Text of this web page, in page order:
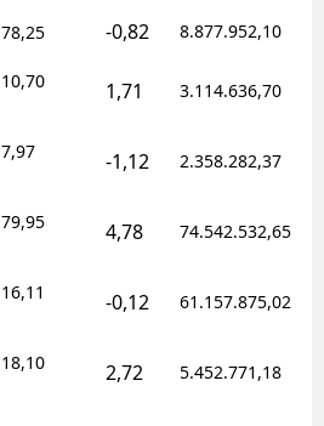
78,25 -0,82 8.877.952,10
10,70 1,71 3.114.636,70
7,97 -1,12 2.358.282,37
79,95 4,78 74.542.532,65
16,11 -0,12 61.157.875,02
18,10 2,72 5.452.771,18